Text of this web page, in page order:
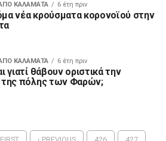
ΚΑΛΑΜΑΤΑ 6 έτη πριν
νέα κρούσματα κορονοϊού στην
ΚΑΛΑΜΑΤΑ 6 έτη πριν
γιατί θάβουν οριστικά την
της πόλης των Φαρών;